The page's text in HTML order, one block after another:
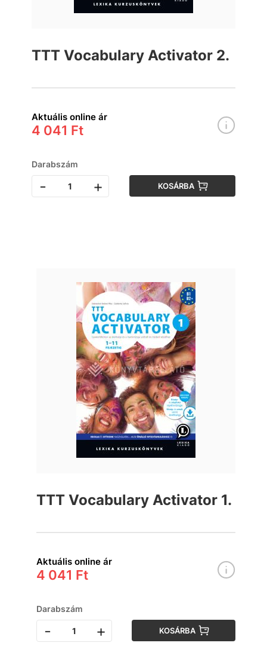
TTT Vocabulary Activator 2.
Aktuális online ár
4 041 Ft
Darabszám
- + KOSÁRBA
TTT Vocabulary Activator 1.
Aktuális online ár
4 041 Ft
Darabszám
- + KOSÁRBA